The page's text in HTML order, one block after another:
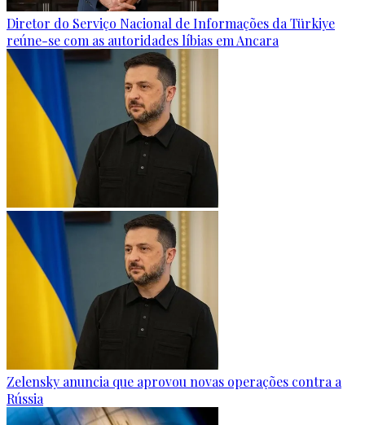
Diretor do Serviço Nacional de Informações da Türkiye
reúne-se com as autoridades líbias em Ancara
Zelensky anuncia que aprovou novas operações contra a
Rússia